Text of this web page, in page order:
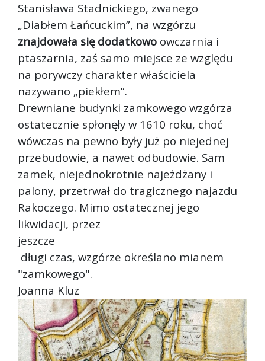
Stanisława Stadnickiego, zwanego
„Diabłem Łańcuckim”, na wzgórzu
znajdowała się dodatkowo owczarnia i
ptaszarnia, zaś samo miejsce ze względu
na porywczy charakter właściciela
nazywano „piekłem”.
Drewniane budynki zamkowego wzgórza
ostatecznie spłonęły w 1610 roku, choć
wówczas na pewno były już po niejednej
przebudowie, a nawet odbudowie. Sam
zamek, niejednokrotnie najeżdżany i
palony, przetrwał do tragicznego najazdu
Rakoczego. Mimo ostatecznej jego
likwidacji, przez
jeszcze
długi czas, wzgórze określano mianem
"zamkowego".
Joanna Kluz